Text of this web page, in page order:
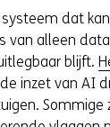
dat
van alleen
blijft.
inzet van AI